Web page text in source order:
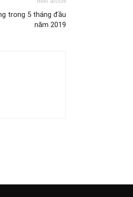
trong 5 tháng đầu
năm 2019